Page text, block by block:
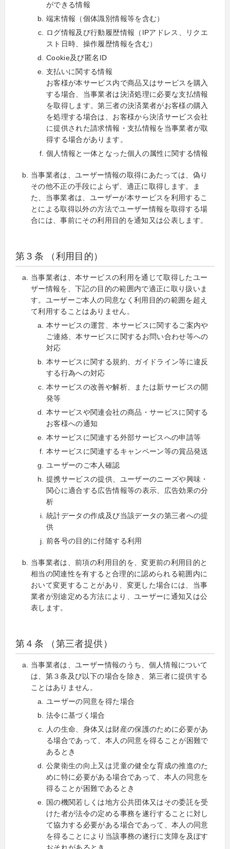
ができる情報
端末情報（個体識別情報等を含む）
ログ情報及び行動履歴情報（IPアドレス、リクエ
スト日時、操作履歴情報を含む）
Cookie及び匿名ID
支払いに関する情報
お客様が本サービス内で商品又はサービスを購入
する場合、当事業者は決済処理に必要な支払情報
を取得します。第三者の決済業者がお客様の購入
を処理する場合は、お客様から決済サービス会社
に提供された請求情報・支払情報を当事業者が取
得する場合があります。
個人情報と一体となった個人の属性に関する情報
当事業者は、ユーザー情報の取得にあたっては、偽り
その他不正の手段によらず、適正に取得します。ま
た、当事業者は、ユーザーが本サービスを利用するこ
とによる取得以外の方法でユーザー情報を取得する場
合には、事前にその利用目的を通知又は公表します。
第３条 （利用目的）
当事業者は、本サービスの利用を通じて取得したユー
ザー情報を、下記の目的の範囲内で適正に取り扱いま
す。ユーザーご本人の同意なく利用目的の範囲を超え
て利用することはありません。
本サービスの運営、本サービスに関するご案内や
ご連絡、本サービスに関するお問い合わせ等への
対応
本サービスに関する規約、ガイドライン等に違反
する行為への対応
本サービスの改善や解析、または新サービスの開
発等
本サービスや関連会社の商品・サービスに関する
お客様への通知
本サービスに関連する外部サービスへの申請等
本サービスに関連するキャンペーン等の賞品発送
ユーザーのご本人確認
提携サービスの提供、ユーザーのニーズや興味・
関心に適合する広告情報等の表示、広告効果の分
析
統計データの作成及び当該データの第三者への提
供
前各号の目的に付随する利用
当事業者は、前項の利用目的を、変更前の利用目的と
相当の関連性を有すると合理的に認められる範囲内に
おいて変更することがあり、変更した場合には、当事
業者が別途定める方法により、ユーザーに通知又は公
表します。
第４条 （第三者提供）
当事業者は、ユーザー情報のうち、個人情報について
は、第３条及び以下の場合を除き、第三者に提供する
ことはありません。
ユーザーの同意を得た場合
法令に基づく場合
人の生命、身体又は財産の保護のために必要があ
る場合であって、本人の同意を得ることが困難で
あるとき
公衆衛生の向上又は児童の健全な育成の推進のた
めに特に必要がある場合であって、本人の同意を
得ることが困難であるとき
国の機関若しくは地方公共団体又はその委託を受
けた者が法令の定める事務を遂行することに対し
て協力する必要がある場合であって、本人の同意
を得ることにより当該事務の遂行に支障を及ぼす